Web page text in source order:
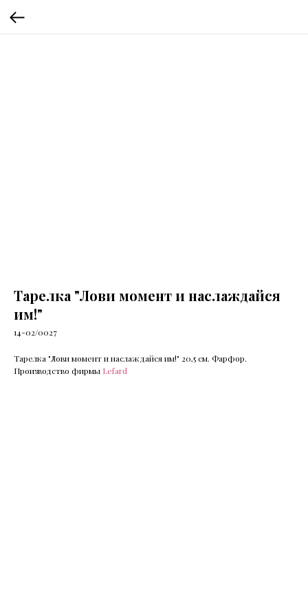
Тарелка "Лови момент и наслаждайся
им!"
14-02/0027
Тарелка "Лови момент и наслаждайся им!" 20,5 см. Фарфор.
Производство фирмы Lefard